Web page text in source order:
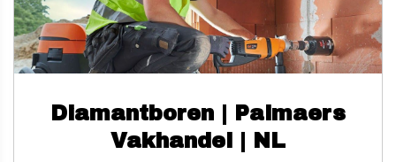
Diamantboren | Palmaers
Vakhandel | NL